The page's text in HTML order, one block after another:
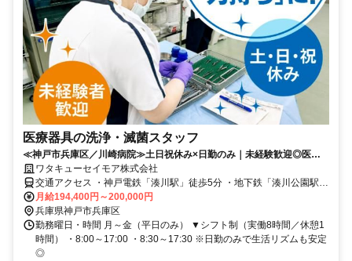
医療器具の洗浄・滅菌スタッフ
≪神戸市兵庫区／川崎病院≫土日祝休み×日勤のみ｜未経験歓迎◎医療
現場を支えるサポートスタッフ募集！
ワタキューセイモア株式会社
交通アクセス ・神戸電鉄「湊川駅」徒歩5分 ・地下鉄「湊川公園駅」
徒歩5分
月給194,400円～200,000円
兵庫県神戸市兵庫区
勤務曜日・時間 月～金（平日のみ） ▼シフト制（実働8時間／休憩1
時間） ・8:00～17:00 ・8:30～17:30 ※日勤のみで生活リズムも安定
◎